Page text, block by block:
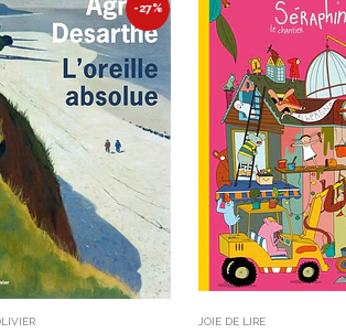
-27%
JOIE DE LIRE